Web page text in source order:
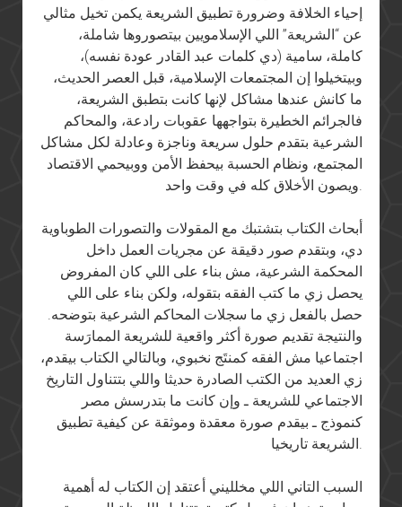
إحياء الخلافة وضرورة تطبيق الشريعة يكمن تخيل مثالي
عن “الشريعة” اللي الإسلامويين بيتصوروها شاملة،
كاملة، سامية (دي كلمات عبد القادر عودة نفسه)،
وبيتخيلوا إن المجتمعات الإسلامية، قبل العصر الحديث،
ما كانش عندها مشاكل لإنها كانت بتطبق الشريعة،
فالجرائم الخطيرة بتواجهها عقوبات رادعة، والمحاكم
الشرعية بتقدم حلول سريعة وناجزة وعادلة لكل مشاكل
المجتمع، ونظام الحسبة بيحفظ الأمن ووبيحمي الاقتصاد
أبحاث الكتاب بتشتبك مع المقولات والتصورات الطوباوية
دي، وبتقدم صور دقيقة عن مجريات العمل داخل
المحكمة الشرعية، مش بناء على اللي كان المفروض
يحصل زي ما كتب الفقه بتقوله، ولكن بناء على اللي
حصل بالفعل زي ما سجلات المحاكم الشرعية بتوضحه.
والنتيجة تقديم صورة أكثر واقعية للشريعة الممارَسة
اجتماعيا مش الفقه كمنتَج نخبوي، وبالتالي الكتاب بيقدم،
زي العديد من الكتب الصادرة حديثا واللي بتتناول التاريخ
الاجتماعي للشريعة ـ وإن كانت ما بتدرسش مصر
كنموذج ـ بيقدم صورة معقدة وموثقة عن كيفية تطبيق
السبب التاني اللي مخلليني أعتقد إن الكتاب له أهمية